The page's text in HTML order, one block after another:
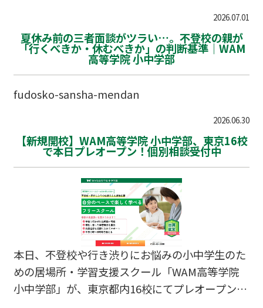
2026.07.01
夏休み前の三者面談がツラい…。不登校の親が
「行くべきか・休むべきか」の判断基準｜WAM
高等学院 小中学部
fudosko-sansha-mendan
2026.06.30
【新規開校】WAM高等学院 小中学部、東京16校
で本日プレオープン！個別相談受付中
本日、不登校や行き渋りにお悩みの小中学生のた
めの居場所・学習支援スクール「WAM高等学院
小中学部」が、東京都内16校にてプレオープンい